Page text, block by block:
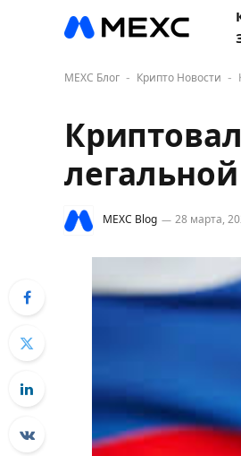
MEXC Блог - Крипто Новости -
MEXC Blog 28 марта,